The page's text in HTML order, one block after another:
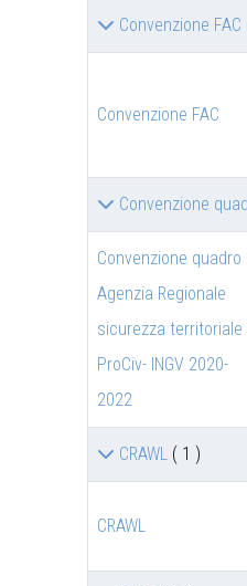
Convenzione FAC
Convenzione FAC
Convenzione
Convenzione quadro
Agenzia Regionale
sicurezza territoriale
ProCiv- INGV 2020-
2022
CRAWL ( 1 )
CRAWL